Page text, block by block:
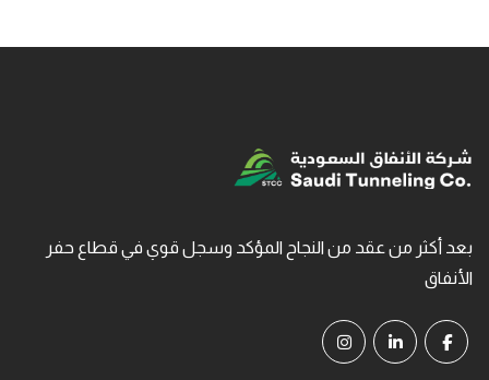
بعد أكثر من عقد من النجاح المؤكد وسجل قوي في قطاع حفر
الأنفاق